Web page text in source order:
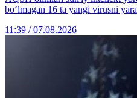
bo‘lmagan 16 ta yangi virusni
11:39 / 07.08.2026